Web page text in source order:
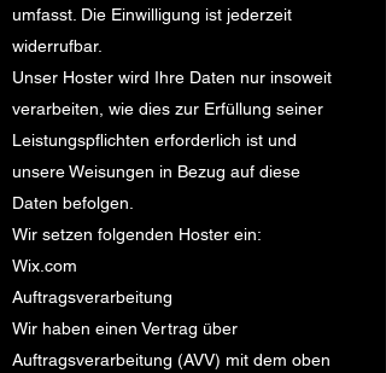
umfasst. Die Einwilligung ist jederzeit
widerrufbar.
Unser Hoster wird Ihre Daten nur insoweit
verarbeiten, wie dies zur Erfüllung seiner
Leistungspflichten erforderlich ist und
unsere Weisungen in Bezug auf diese
Daten befolgen.
Wir setzen folgenden Hoster ein:
Wix.com
Auftragsverarbeitung
Wir haben einen Vertrag über
Auftragsverarbeitung (AVV) mit dem oben